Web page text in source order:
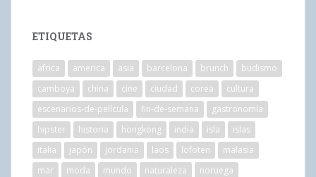
ETIQUETAS
africa america asia barcelona brunch
budismo
camboya
china cine ciudad corea
cultura
escenarios-de-película
fin-de-semana
gastronomía
hipster
historia hongkong india isla
islas
italia
japón jordania laos lofoten
malasia
mar
moda mundo naturaleza
noruega